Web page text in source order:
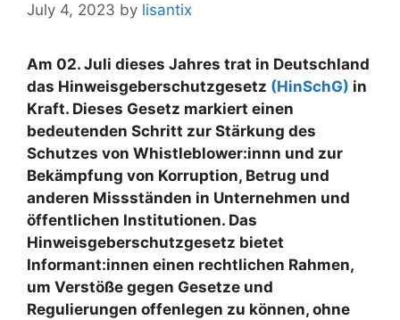
July 4, 2023 by lisantix
Am 02. Juli dieses Jahres trat in Deutschland
das Hinweisgeberschutzgesetz (HinSchG) in
Kraft. Dieses Gesetz markiert einen
bedeutenden Schritt zur Stärkung des
Schutzes von Whistleblower:innn und zur
Bekämpfung von Korruption, Betrug und
anderen Missständen in Unternehmen und
öffentlichen Institutionen. Das
Hinweisgeberschutzgesetz bietet
Informant:innen einen rechtlichen Rahmen,
um Verstöße gegen Gesetze und
Regulierungen offenlegen zu können, ohne